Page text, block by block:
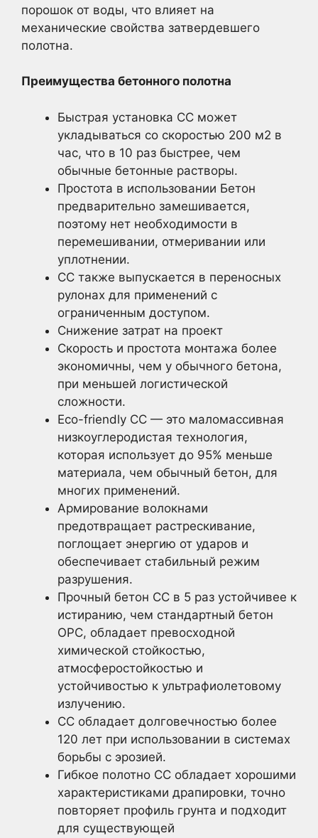
порошок от воды, что влияет на
механические свойства затвердевшего
полотна.
Преимущества бетонного полотна
Быстрая установка CC может
укладываться со скоростью 200 м2 в
час, что в 10 раз быстрее, чем
обычные бетонные растворы.
Простота в использовании Бетон
предварительно замешивается,
поэтому нет необходимости в
перемешивании, отмеривании или
уплотнении.
CC также выпускается в переносных
рулонах для применений с
ограниченным доступом.
Снижение затрат на проект
Скорость и простота монтажа более
экономичны, чем у обычного бетона,
при меньшей логистической
сложности.
Eco-friendly CC — это маломассивная
низкоуглеродистая технология,
которая использует до 95% меньше
материала, чем обычный бетон, для
многих применений.
Армирование волокнами
предотвращает растрескивание,
поглощает энергию от ударов и
обеспечивает стабильный режим
разрушения.
Прочный бетон CC в 5 раз устойчивее к
истиранию, чем стандартный бетон
OPC, обладает превосходной
химической стойкостью,
атмосферостойкостью и
устойчивостью к ультрафиолетовому
излучению.
CC обладает долговечностью более
120 лет при использовании в системах
борьбы с эрозией.
Гибкое полотно CC обладает хорошими
характеристиками драпировки, точно
повторяет профиль грунта и подходит
для существующей